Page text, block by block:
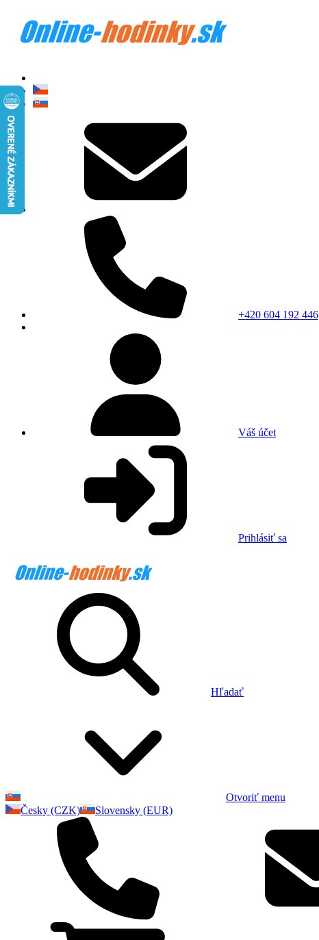
+420 604 192 446
Váš účet
Prihlásiť sa
Hľadať
Otvoriť menu
Česky (CZK)
Slovensky (EUR)